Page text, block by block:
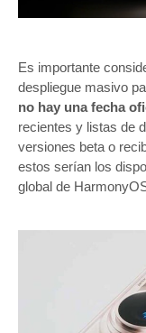
Es importante
despliegue masivo
no hay una fecha
recientes y listas de
versiones beta o
estos serían los
global de